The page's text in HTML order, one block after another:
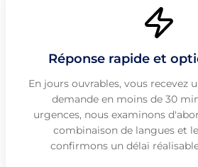
Réponse rapide et
En jours ouvrables, vous recevez
demande en moins de 30
urgences, nous examinons
combinaison de langues et
confirmons un délai